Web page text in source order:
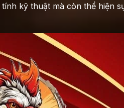
kỹ thuật mà còn thể hiện